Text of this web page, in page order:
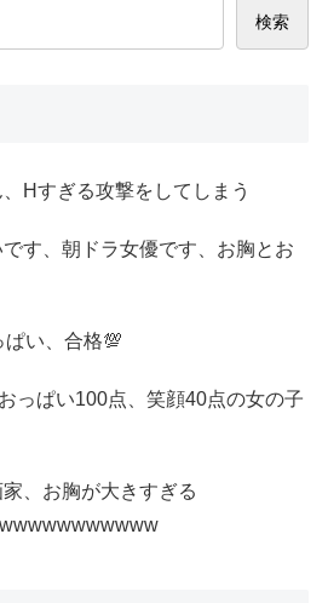
検索
Hすぎる攻撃をしてしまう
す、朝ドラ女優です、お胸とお
ぱい、合格💯
っぱい100点、笑顔40点の女の子
、お胸が大きすぎる